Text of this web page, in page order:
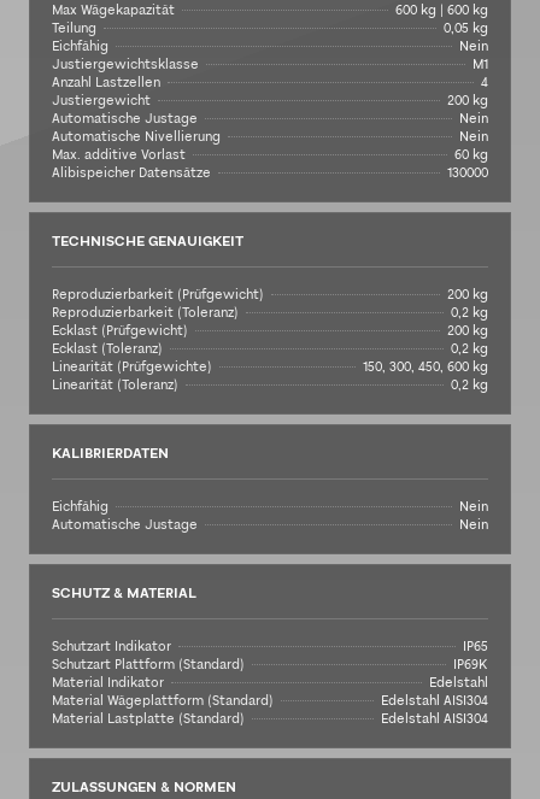
Max Wägekapazität
600 kg | 600 kg
Teilung
0,05 kg
Eichfähig
Nein
Justiergewichtsklasse
M1
Anzahl Lastzellen
4
Justiergewicht
200 kg
Automatische Justage
Nein
Automatische Nivellierung
Nein
Max. additive Vorlast
60 kg
Alibispeicher Datensätze
130000
TECHNISCHE GENAUIGKEIT
Reproduzierbarkeit (Prüfgewicht)
200 kg
Reproduzierbarkeit (Toleranz)
0,2 kg
Ecklast (Prüfgewicht)
200 kg
Ecklast (Toleranz)
0,2 kg
Linearität (Prüfgewichte)
150, 300, 450, 600 kg
Linearität (Toleranz)
0,2 kg
KALIBRIERDATEN
Eichfähig
Nein
Automatische Justage
Nein
SCHUTZ & MATERIAL
Schutzart Indikator
IP65
Schutzart Plattform (Standard)
IP69K
Material Indikator
Edelstahl
Material Wägeplattform (Standard)
Edelstahl AISI304
Material Lastplatte (Standard)
Edelstahl AISI304
ZULASSUNGEN & NORMEN